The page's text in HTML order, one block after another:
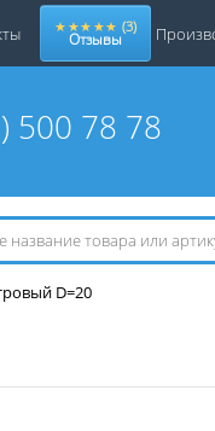
★★★★★ (3)
Отзывы
500 78 78
D=20